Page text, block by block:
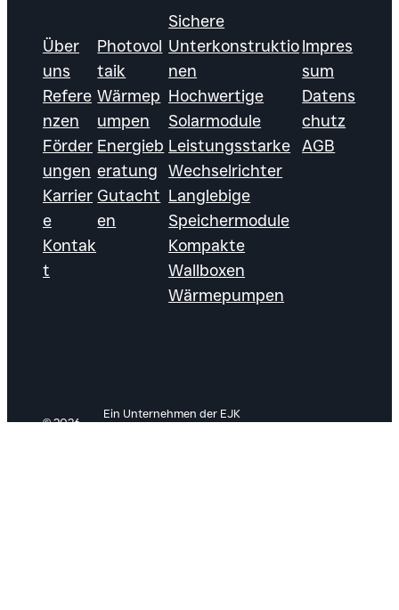
Über
uns
Refere
nzen
Förder
ungen
Karrier
e
Kontak
t
Photovol
taik
Wärmep
umpen
Energieb
eratung
Gutacht
en
Sichere
Unterkonstruktio
nen
Hochwertige
Solarmodule
Leistungsstarke
Wechselrichter
Langlebige
Speichermodule
Kompakte
Wallboxen
Wärmepumpen
Impres
sum
Datens
chutz
AGB
© 2026
Ein Unternehmen der EJK